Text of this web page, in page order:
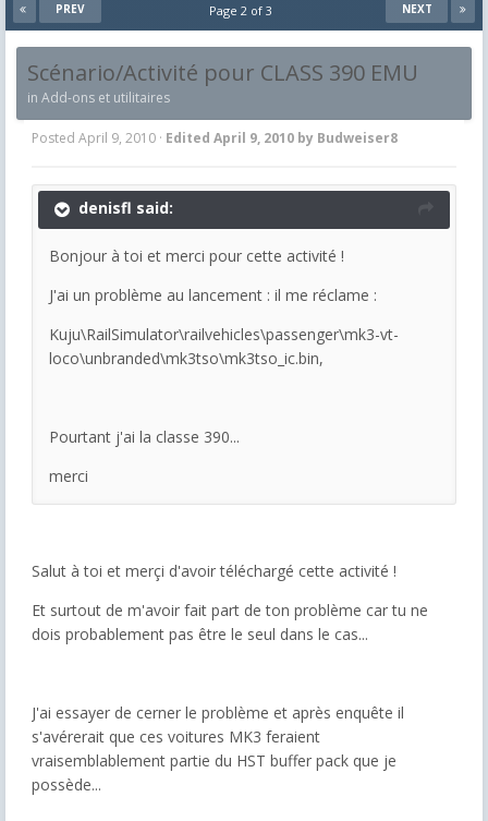
PREV NEXT
Page 2 of 3
Scénario/Activité pour CLASS 390 EMU
in Add-ons et utilitaires
Posted April 9, 2010 · Edited April 9, 2010 by Budweiser8
denisfl said:
Bonjour à toi et merci pour cette activité !
J'ai un problème au lancement : il me réclame :
Kuju\RailSimulator\railvehicles\passenger\mk3-vt-
loco\unbranded\mk3tso\mk3tso_ic.bin,
Pourtant j'ai la classe 390...
merci
Salut à toi et merçi d'avoir téléchargé cette activité !
Et surtout de m'avoir fait part de ton problème car tu ne
dois probablement pas être le seul dans le cas...
J'ai essayer de cerner le problème et après enquête il
s'avérerait que ces voitures MK3 feraient
vraisemblablement partie du HST buffer pack que je
possède...